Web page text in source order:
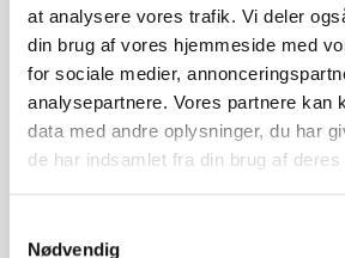
at analysere vores trafik. Vi deler
din brug af vores hjemmeside med
for sociale medier,
analysepartnere. Vores partnere kan
data med andre oplysninger, du har
de har indsamlet fra din brug af deres
Nødvendig
få tilstrækkeligt protein i sin
tab af muskelmasse og styrke,
de følgende konsekvenser
markant.17
lave?